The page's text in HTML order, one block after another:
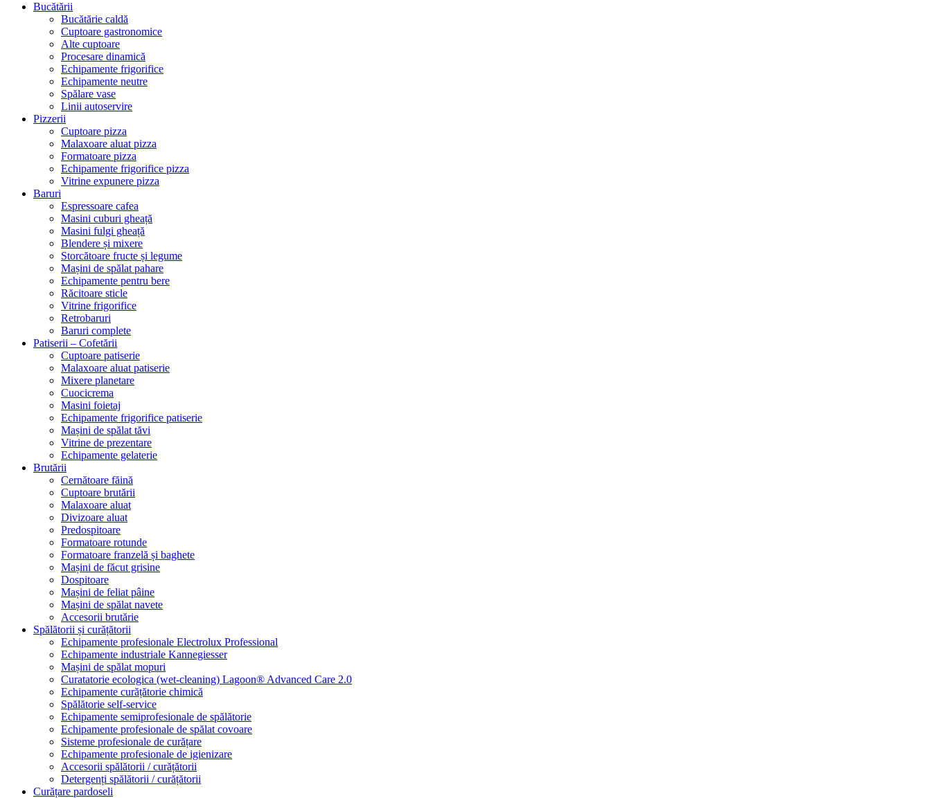
Bucătării
Bucătărie caldă
Cuptoare gastronomice
Alte cuptoare
Procesare dinamică
Echipamente frigorifice
Echipamente neutre
Spălare vase
Linii autoservire
Pizzerii
Cuptoare pizza
Malaxoare aluat pizza
Formatoare pizza
Echipamente frigorifice pizza
Vitrine expunere pizza
Baruri
Espressoare cafea
Masini cuburi gheață
Masini fulgi gheață
Blendere și mixere
Storcătoare fructe și legume
Mașini de spălat pahare
Echipamente pentru bere
Răcitoare sticle
Vitrine frigorifice
Retrobaruri
Baruri complete
Patiserii – Cofetării
Cuptoare patiserie
Malaxoare aluat patiserie
Mixere planetare
Cuocicrema
Masini foietaj
Echipamente frigorifice patiserie
Mașini de spălat tăvi
Vitrine de prezentare
Echipamente gelaterie
Brutării
Cernătoare făină
Cuptoare brutării
Malaxoare aluat
Divizoare aluat
Predospitoare
Formatoare rotunde
Formatoare franzelă și baghete
Mașini de făcut grisine
Dospitoare
Mașini de feliat pâine
Mașini de spălat navete
Accesorii brutărie
Spălătorii și curățătorii
Echipamente profesionale Electrolux Professional
Echipamente industriale Kannegiesser
Mașini de spălat mopuri
Curatatorie ecologica (wet-cleaning) Lagoon® Advanced Care 2.0
Echipamente curățătorie chimică
Spălătorie self-service
Echipamente semiprofesionale de spălătorie
Echipamente profesionale de spălat covoare
Sisteme profesionale de curățare
Echipamente profesionale de igienizare
Accesorii spălătorii / curățătorii
Detergenți spălătorii / curățătorii
Curățare pardoseli